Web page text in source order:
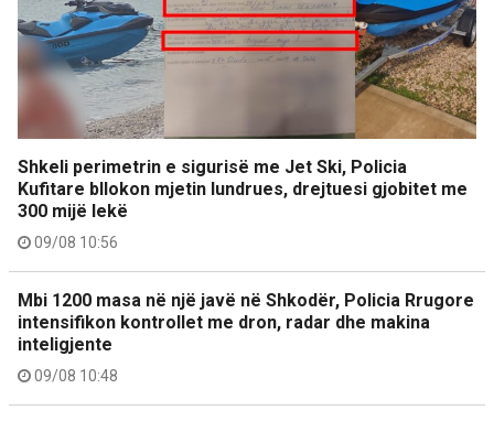
Shkeli perimetrin e sigurisë me Jet Ski, Policia
Kufitare bllokon mjetin lundrues, drejtuesi gjobitet me
300 mijë lekë
09/08 10:56
Mbi 1200 masa në një javë në Shkodër, Policia Rrugore
intensifikon kontrollet me dron, radar dhe makina
inteligjente
09/08 10:48